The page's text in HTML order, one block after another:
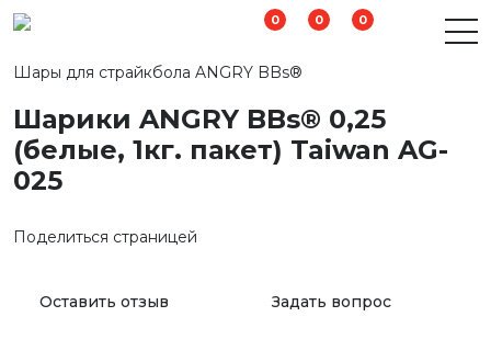
0 0 0
Шары для страйкбола ANGRY BBs®
Шарики ANGRY BBs® 0,25
(белые, 1кг. пакет) Taiwan AG-
025
Поделиться страницей
Оставить отзыв Задать вопрос